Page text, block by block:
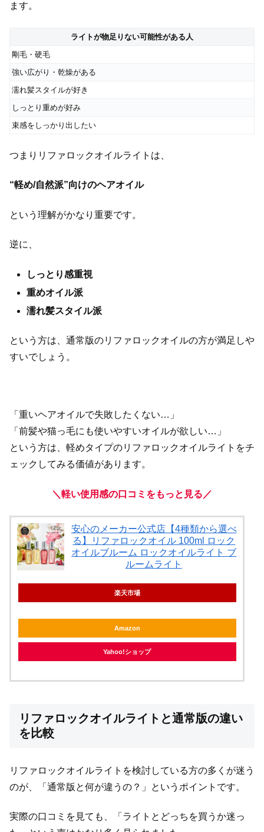
ます。
ライトが物足りない可能性がある人
剛毛・硬毛
強い広がり・乾燥がある
濡れ髪スタイルが好き
しっとり重めが好み
束感をしっかり出したい
つまりリファロックオイルライトは、
“軽め/自然派”向けのヘアオイル
という理解がかなり重要です。
逆に、
しっとり感重視
重めオイル派
濡れ髪スタイル派
という方は、通常版のリファロックオイルの方が満足しや
すいでしょう。
「重いヘアオイルで失敗したくない…」
「前髪や猫っ毛にも使いやすいオイルが欲しい…」
という方は、軽めタイプのリファロックオイルライトをチ
ェックしてみる価値があります。
＼軽い使用感の口コミをもっと見る／
安心のメーカー公式店【4種類から選べ
る】リファロックオイル 100ml ロック
オイルブルーム ロックオイルライト ブ
ルームライト
楽天市場
Amazon
Yahoo!ショップ
リファロックオイルライトと通常版の違い
を比較
リファロックオイルライトを検討している方の多くが迷う
のが、「通常版と何が違うの？」というポイントです。
実際の口コミを見ても、「ライトとどっちを買うか迷っ